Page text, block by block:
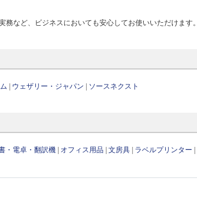
など、ビジネスにおいても安心してお使いいただけます。
ウェザリー・ジャパン ソースネクスト
・電卓・翻訳機 オフィス用品 |文房具 ラベルプリンター